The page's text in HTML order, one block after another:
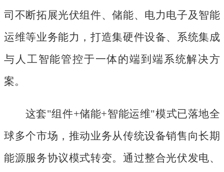
司不断拓展光伏组件、储能、电力电子及智能
运维等业务能力，打造集硬件设备、系统集成
与人工智能管控于一体的端到端系统解决方
案。
这套"组件+储能+智能运维"模式已落地全
球多个市场，推动业务从传统设备销售向长期
能源服务协议模式转变。通过整合光伏发电、